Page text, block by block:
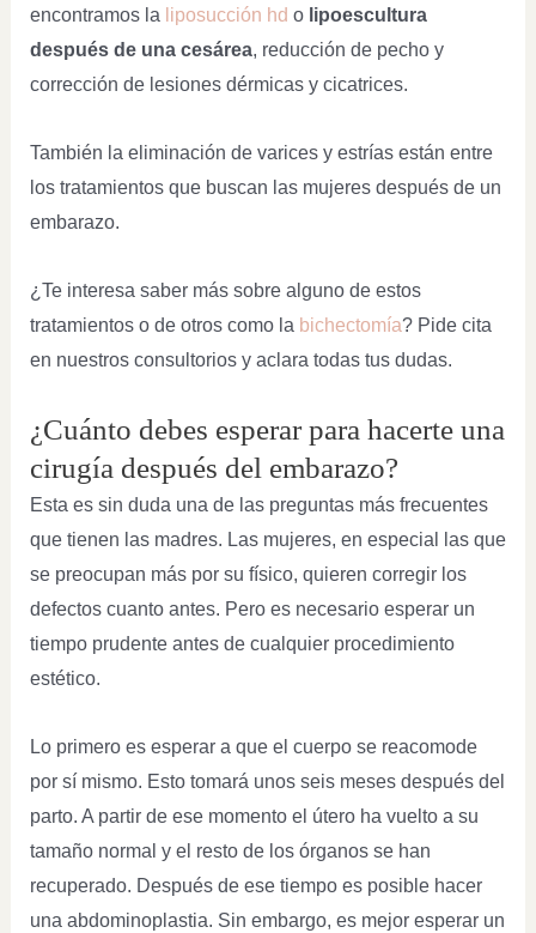
encontramos la liposucción hd o lipoescultura
después de una cesárea, reducción de pecho y
corrección de lesiones dérmicas y cicatrices.
También la eliminación de varices y estrías están entre
los tratamientos que buscan las mujeres después de un
embarazo.
¿Te interesa saber más sobre alguno de estos
tratamientos o de otros como la bichectomía? Pide cita
en nuestros consultorios y aclara todas tus dudas.
¿Cuánto debes esperar para hacerte una
cirugía después del embarazo?
Esta es sin duda una de las preguntas más frecuentes
que tienen las madres. Las mujeres, en especial las que
se preocupan más por su físico, quieren corregir los
defectos cuanto antes. Pero es necesario esperar un
tiempo prudente antes de cualquier procedimiento
estético.
Lo primero es esperar a que el cuerpo se reacomode
por sí mismo. Esto tomará unos seis meses después del
parto. A partir de ese momento el útero ha vuelto a su
tamaño normal y el resto de los órganos se han
recuperado. Después de ese tiempo es posible hacer
una abdominoplastia. Sin embargo, es mejor esperar un